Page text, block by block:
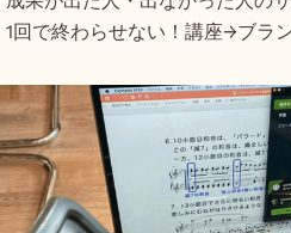
1回で終わらせない！講座→ブラ